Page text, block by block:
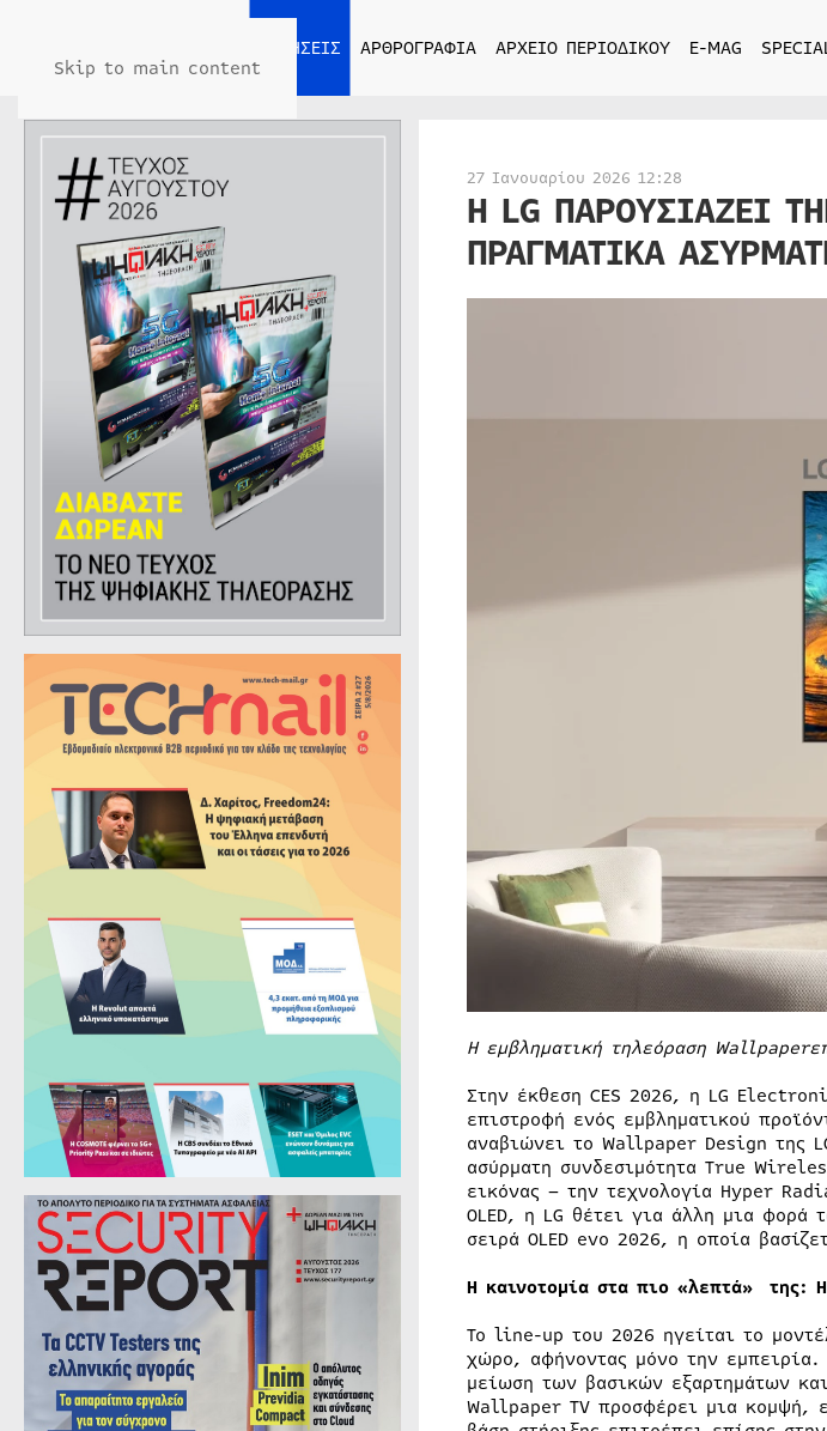
Skip to main content
ΕΙΔΗΣΕΙΣ ΑΡΘΡΟΓΡΑΦΙΑ ΑΡΧΕΙΟ ΠΕΡΙΟΔΙΚΟΥ E-MAG
27 Ιανουαρίου 2026 12:28
Η LG ΠΑΡΟΥΣΙΑΖΕΙ
ΠΡΑΓΜΑΤΙΚΑ
Η εμβληματική τηλεόραση
Στην έκθεση CES 2026, η LG
επιστροφή ενός εμβληματικού
αναβιώνει το Wallpaper Design της
ασύρματη συνδεσιμότητα True
εικόνας – την τεχνολογία Hyper
OLED, η LG θέτει για άλλη μια
σειρά OLED evo 2026, η οποία
Η καινοτομία στα πιο «λεπτά» της:
Το line-up του 2026 ηγείται το
χώρο, αφήνοντας μόνο την
μείωση των βασικών εξαρτημάτων
Wallpaper TV προσφέρει μια κομψή,